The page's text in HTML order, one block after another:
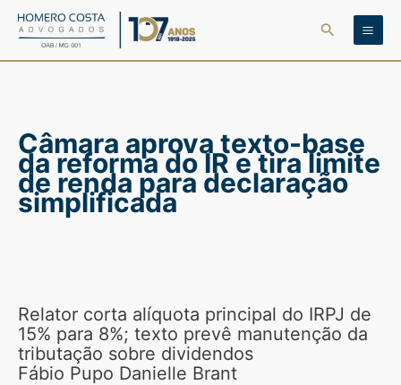
para
Pesquisar
Câmara aprova texto-base
da reforma do IR e tira limite
de renda para declaração
simplificada
Relator corta alíquota principal do IRPJ de
15% para 8%; texto prevê manutenção da
tributação sobre dividendos
Fábio Pupo Danielle Brant